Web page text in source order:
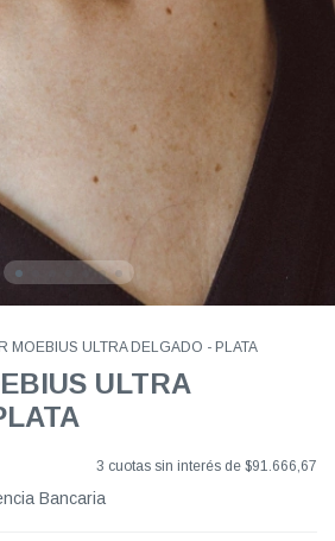
MOEBIUS ULTRA DELGADO - PLATA
ULTRA
3 cuotas sin interés de $91.666,67
Bancaria